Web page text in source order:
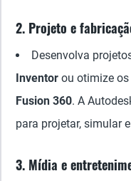
2. Projeto e
Desenvolva
Inventor ou otimize
Fusion 360. A
para projetar, simular
3. Mídia e